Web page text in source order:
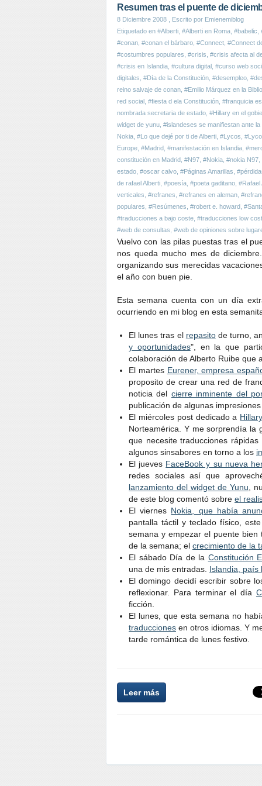
Resumen tras el puente de
8 Diciembre 2008 , Escrito por Emienemiblog
Etiquetado en #Alberti #Alberti en Roma #babelic
#conan #conan el bárbaro #Connect #Connect
#costumbres populares #crisis #crisis afecta al
#crisis en Islandia #cultura digital #curso web
digitales #Día de la Constitución #desempleo
reino salvaje de conan #Emilio Márquez en la
red social #fiesta d ela Constitución #franquicia
nombrada secretaria de estado #Hillary en el
widget de yunu #islandeses se manifiestan ante
Nokia #Lo que dejé por ti de Alberti #Lycos
Europe #Madrid #manifestación en Islandia
constitución en Madrid #N97 #Nokia #nokia N97
estado #oscar calvo #Páginas Amarillas
de rafael Alberti #poesía #poeta gaditano #Rafael
verticales #refranes #refranes en aleman
populares #Resúmenes #robert e. howard
#traducciones a bajo coste #traducciones low cost
#web de consultas #web de opiniones sobre
Vuelvo con las pilas puestas tras el
nos queda mucho mes de
organizando sus merecidas
el año con buen pie.
Esta semana cuenta con un día
ocurriendo en mi blog en esta
El lunes tras el repasitode turno,
y oportunidades", en la que
colaboración de Alberto Ruibe que
El martes Eurener, empresa
proposito de crear una red de
noticia del cierre inminente del
publicación de algunas
El miércoles post dedicado a
Norteamérica. Y me sorprendía la
que necesite traducciones
algunos sinsabores en torno a los
El jueves FaceBook y su nueva
redes sociales así que
lanzamiento del widget de Yunu ,
de este blog comentó sobre el
El viernes Nokia, que había
pantalla táctil y teclado físico,
semana y empezar el puente
de la semana; el crecimiento de la
El sábado Día de la Constitución
una de mis entradas. Islandia, país
El domingo decidí escribir sobre
reflexionar. Para terminar el día
ficción.
El lunes, que esta semana no
traducciones en otros idiomas. Y
tarde romántica de lunes festivo.
Leer más